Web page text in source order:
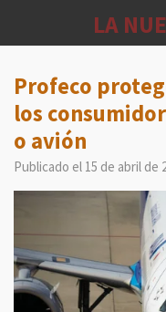
principal
LA
Profeco
los
o avión
Publicado el 15 de abril de